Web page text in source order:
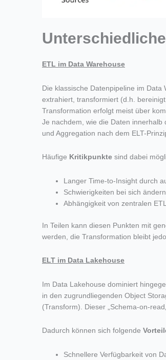
ETL im Data Warehouse
Die klassische Datenpipeline im Data
extrahiert, transformiert (d.h.
Transformation erfolgt meist über
Je nachdem , wie die Daten innerhalb
und Aggregation nach dem ELT-
Häufige Kritikpunkte sind dabei
Langer Time-to-Insight durch
Schwierigkeiten bei sich
Abhängigkeit von zentralen
In Teilen kann diesen Punkten mit
werden die Transformation bleibt
ELT im Data Lakehouse
Im Data Lakehouse dominiert
in den zugrundliegenden Object
(Transform). Dieser „Schema-on-read
Dadurch können sich folgende
Schnellere Verfügbarkeit von